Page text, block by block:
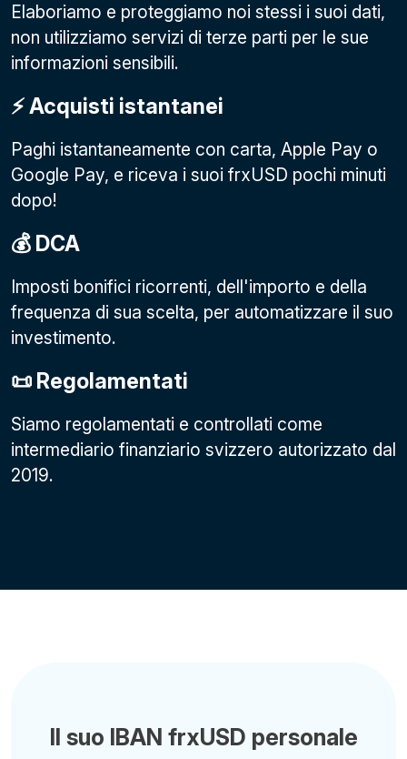
Elaboriamo e proteggiamo noi stessi i suoi dati,
non utilizziamo servizi di terze parti per le sue
informazioni sensibili.
⚡️ Acquisti istantanei
Paghi istantaneamente con carta, Apple Pay o
Google Pay, e riceva i suoi frxUSD pochi minuti
dopo!
💰 DCA
Imposti bonifici ricorrenti, dell'importo e della
frequenza di sua scelta, per automatizzare il suo
investimento.
📜 Regolamentati
Siamo regolamentati e controllati come
intermediario finanziario svizzero autorizzato dal
2019.
Il suo IBAN frxUSD personale